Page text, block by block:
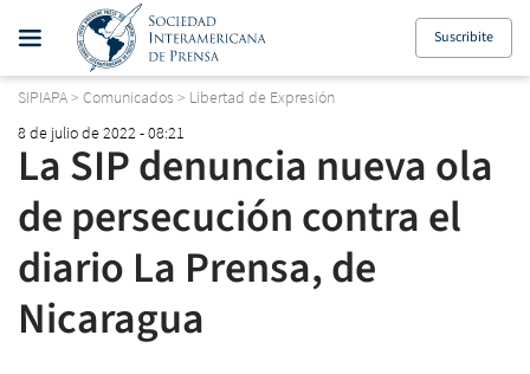
Suscribite
SIPIAPA> Comunicados > Libertad de Expresión
8 de julio de 2022 - 08:21
La SIP denuncia nueva ola
de persecución contra el
diario La Prensa, de
Nicaragua